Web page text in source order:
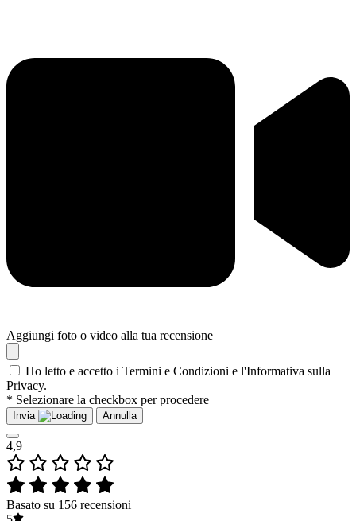
Aggiungi foto o video alla tua recensione
Ho letto e accetto i Termini e Condizioni e l'Informativa sulla
Privacy.
* Selezionare la checkbox per procedere
Invia Annulla
4,9
Basato su 156 recensioni